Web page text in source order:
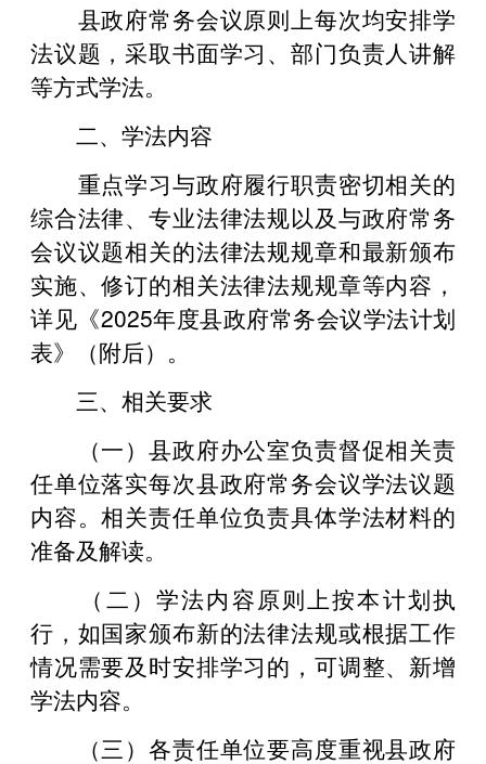
县政府常务会议原则上每次均安排学
法议题，采取书面学习、部门负责人讲解
等方式学法。
二、学法内容
重点学习与政府履行职责密切相关的
综合法律、专业法律法规以及与政府常务
会议议题相关的法律法规规章和最新颁布
实施、修订的相关法律法规规章等内容，
详见《2025年度县政府常务会议学法计划
表》（附后）。
三、相关要求
（一）县政府办公室负责督促相关责
任单位落实每次县政府常务会议学法议题
内容。相关责任单位负责具体学法材料的
准备及解读。
（二）学法内容原则上按本计划执
行，如国家颁布新的法律法规或根据工作
情况需要及时安排学习的，可调整、新增
学法内容。
（三）各责任单位要高度重视县政府